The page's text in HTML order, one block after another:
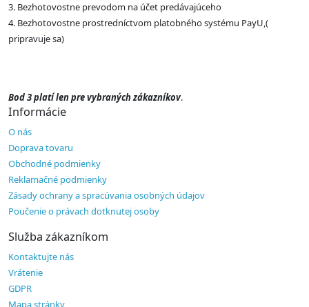
3. Bezhotovostne prevodom na účet predávajúceho
4. Bezhotovostne prostredníctvom platobného systému PayU,(
pripravuje sa)
Bod 3 platí len pre vybraných zákazníkov.
Informácie
O nás
Doprava tovaru
Obchodné podmienky
Reklamačné podmienky
Zásady ochrany a spracúvania osobných údajov
Poučenie o právach dotknutej osoby
Služba zákazníkom
Kontaktujte nás
Vrátenie
GDPR
Mapa stránky